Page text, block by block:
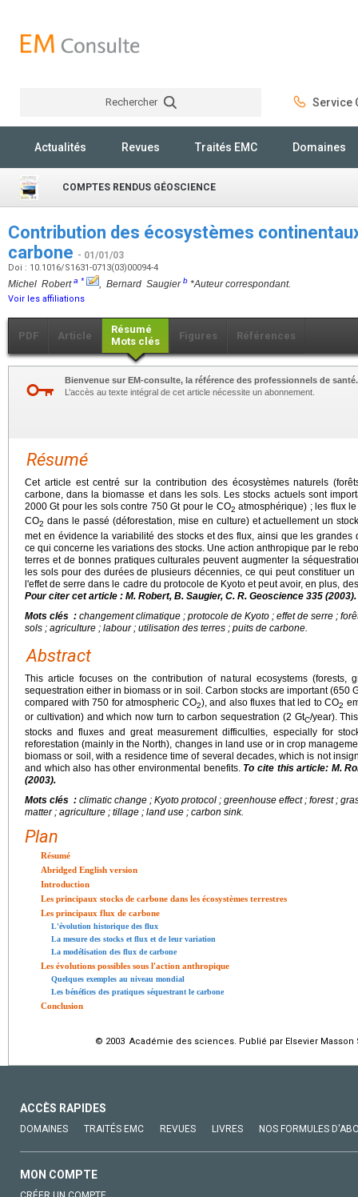
Rechercher Service
Actualités Revues Traités EMC Domaines
COMPTES RENDUS GÉOSCIENCE
Contribution des écosystèmes
carbone - 01/01/03
Doi : 10.1016/S1631-0713(03)00094-4
Michel Roberta * , Bernard Saugierb *Auteur correspondant.
Voir les affiliations
PDF Article
Résumé
Mots clés
Figures Références
Bienvenue sur EM-consulte, la référence des professionnels de santé.
L’accès au texte intégral de cet article nécessite un abonnement.
Résumé
Cet article est centré sur la contribution des écosystèmes naturels
carbone, dans la biomasse et dans les sols. Les stocks actuels sont
2000 Gt pour les sols contre 750 Gt pour le CO2 atmosphérique) ; les flux
CO2 dans le passé (déforestation, mise en culture) et actuellement un
met en évidence la variabilité des stocks et des flux, ainsi que les
ce qui concerne les variations des stocks. Une action anthropique par le
terres et de bonnes pratiques culturales peuvent augmenter la
les sols pour des durées de plusieurs décennies, ce qui peut constituer
l'effet de serre dans le cadre du protocole de Kyoto et peut avoir, en plus,
Pour citer cet article : M. Robert, B. Saugier, C. R. Geoscience 335 (2003).
Mots clés : changement climatique ; protocole de Kyoto ; effet de serre ;
sols ; agriculture ; labour ; utilisation des terres ; puits de carbone.
Abstract
This article focuses on the contribution of natural ecosystems (forests,
sequestration either in biomass or in soil. Carbon stocks are important (650
compared with 750 for atmospheric CO2), and also fluxes that led to CO2
or cultivation) and which now turn to carbon sequestration (2 GtC/year).
stocks and fluxes and great measurement difficulties, especially for
reforestation (mainly in the North), changes in land use or in crop
biomass or soil, with a residence time of several decades, which is not
and which also has other environmental benefits. To cite this article: M.
(2003).
Mots clés : climatic change ; Kyoto protocol ; greenhouse effect ; forest ;
matter ; agriculture ; tillage ; land use ; carbon sink.
Plan
Résumé
Abridged English version
Introduction
Les principaux stocks de carbone dans les écosystèmes terrestres
Les principaux flux de carbone
L'évolution historique des flux
La mesure des stocks et flux et de leur variation
La modélisation des flux de carbone
Les évolutions possibles sous l'action anthropique
Quelques exemples au niveau mondial
Les bénéfices des pratiques séquestrant le carbone
Conclusion
© 2003 Académie des sciences. Publié par Elsevier Masson
ACCÈS RAPIDES
DOMAINES TRAITÉS EMC REVUES LIVRES NOS FORMULES
MON COMPTE